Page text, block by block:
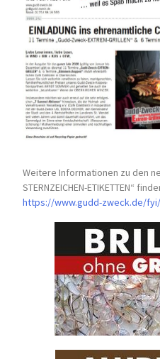
Weitere Informationen zu den
STERNZEICHEN-ETIKETTEN“
https://www.gudd-zweck.de/